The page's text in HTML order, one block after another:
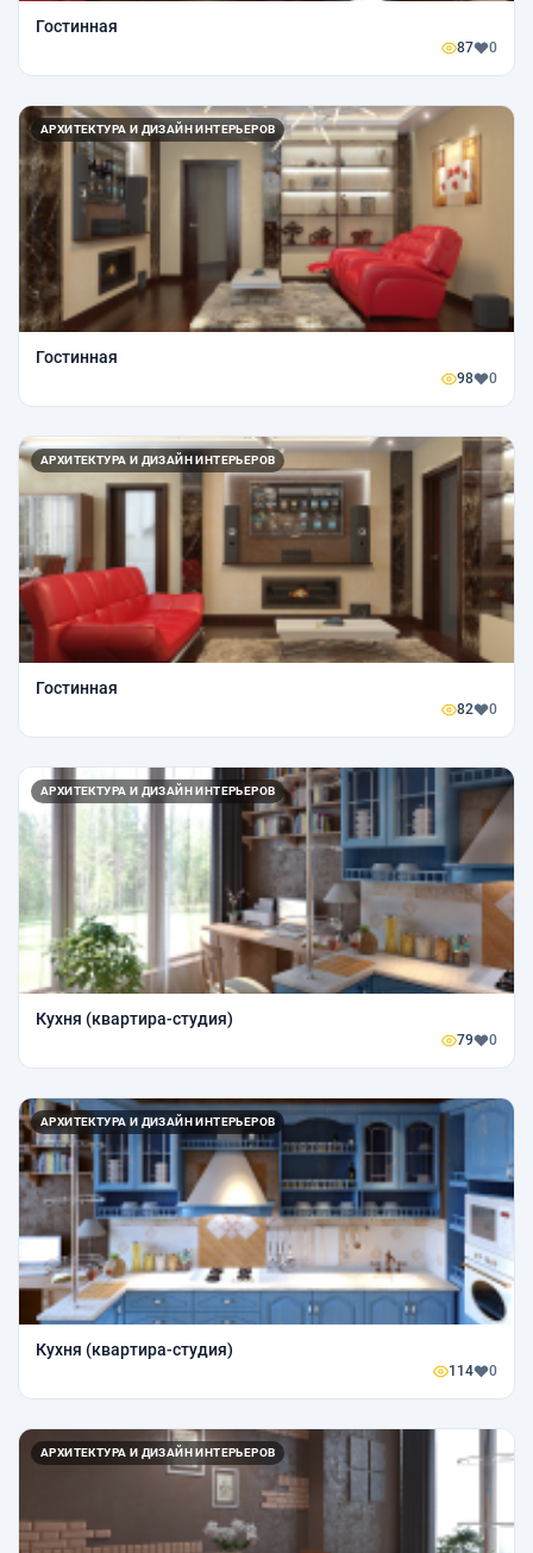
Гостинная
87 0
АРХИТЕКТУРА И ДИЗАЙН ИНТЕРЬЕРОВ
Гостинная
98 0
АРХИТЕКТУРА И ДИЗАЙН ИНТЕРЬЕРОВ
Гостинная
82 0
АРХИТЕКТУРА И ДИЗАЙН ИНТЕРЬЕРОВ
Кухня (квартира-студия)
79 0
АРХИТЕКТУРА И ДИЗАЙН ИНТЕРЬЕРОВ
Кухня (квартира-студия)
114 0
АРХИТЕКТУРА И ДИЗАЙН ИНТЕРЬЕРОВ